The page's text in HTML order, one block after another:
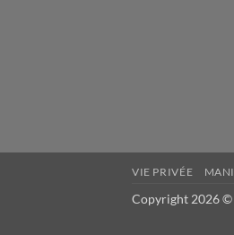
VIE PRIVÉE
Copyright 2026 ©